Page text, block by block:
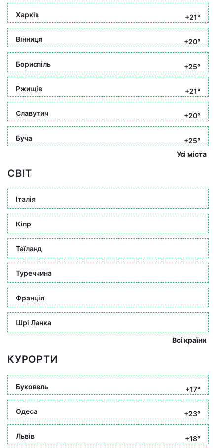
Харків +21°
Вінниця +20°
Бориспіль +25°
Ржищів +21°
Славутич +20°
Буча
+25°
Усі міста
СВІТ
Італія
Кіпр
Таїланд
Туреччина
Франція
Шрі Ланка
Всі країни
КУРОРТИ
Буковель +17°
Одеса +23°
Львів +18°